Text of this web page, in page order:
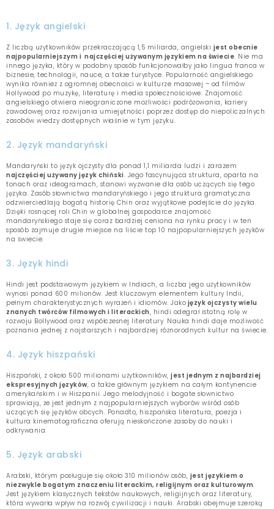
1. Język angielski
Z liczbą użytkowników przekraczającą 1,5 miliarda, angielski jest obecnie
najpopularniejszym i najczęściej używanym językiem na świecie. Nie ma
innego języka, który w podobny sposób funkcjonowałby jako lingua franca w
biznesie, technologii, nauce, a także turystyce. Popularność angielskiego
wynika również z ogromnej obecności w kulturze masowej – od filmów
Hollywood po muzykę, literaturę i media społecznościowe. Znajomość
angielskiego otwiera nieograniczone możliwości podróżowania, kariery
zawodowej oraz rozwijania umiejętności poprzez dostęp do niepoliczalnych
zasobów wiedzy dostępnych właśnie w tym języku.
2. Język mandaryński
Mandaryński to język ojczysty dla ponad 1,1 miliarda ludzi i zarazem
najczęściej używany język chiński. Jego fascynująca struktura, oparta na
tonach oraz ideogramach, stanowi wyzwanie dla osób uczących się tego
języka. Zasób słownictwa mandaryńskiego i jego struktura gramatyczna
odzwierciedlają bogatą historię Chin oraz wyjątkowe podejście do języka.
Dzięki rosnącej roli Chin w globalnej gospodarce znajomość
mandaryńskiego staje się coraz bardziej ceniona na rynku pracy i w ten
sposób zajmuje drugie miejsce na liście top 10 najpopularniejszych języków
na świecie.
3. Język hindi
Hindi jest podstawowym językiem w Indiach, a liczba jego użytkowników
wynosi ponad 600 milionów. Jest kluczowym elementem kultury Indii,
pełnym charakterystycznych wyrażeń i idiomów. Jako język ojczysty wielu
znanych twórców filmowych i literackich, hindi odegrał istotną rolę w
rozwoju Bollywood oraz współczesnej literatury. Nauka hindi daje możliwość
poznania jednej z najstarszych i najbardziej różnorodnych kultur na świecie.
4. Język hiszpański
Hiszpański, z około 500 milionami użytkowników, jest jednym z najbardziej
ekspresyjnych języków, a także głównym językiem na całym kontynencie
amerykańskim i w Hiszpanii. Jego melodyjność i bogate słownictwo
sprawiają, że jest jednym z najpopularniejszych wyborów wśród osób
uczących się języków obcych. Ponadto, hiszpańska literatura, poezja i
kultura kinematograficzna oferują nieskończone zasoby do nauki i
odkrywania.
5. Język arabski
Arabski, którym posługuje się około 310 milionów osób, jest językiem o
niezwykle bogatym znaczeniu literackim, religijnym oraz kulturowym.
Jest językiem klasycznych tekstów naukowych, religijnych oraz literatury,
która wywarła wpływ na rozwój cywilizacji i nauki. Arabski obejmuje szeroką